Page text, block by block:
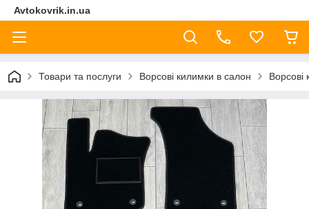
Avtokovrik.in.ua
Товари та послуги Ворсові килимки в салон Ворсові